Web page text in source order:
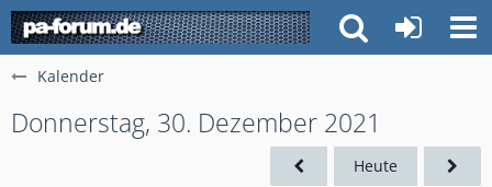
Kalender
Donnerstag, 30. Dezember 2021
Heute